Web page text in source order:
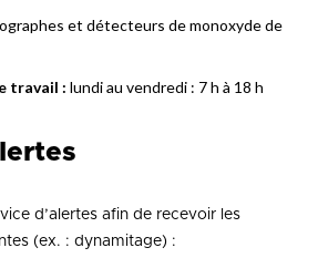
et détecteurs de monoxyde de
travail : lundi au vendredi : 7 h à 18 h
d’alertes afin de recevoir les
(ex. : dynamitage) :